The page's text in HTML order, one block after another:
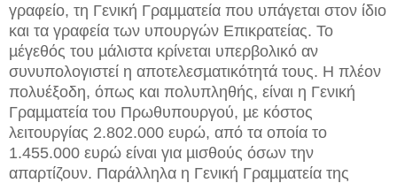
γραφείο, τη Γενική Γραµµατεία που υπάγεται στον ίδιο
και τα γραφεία των υπουργών Επικρατείας. Το
µέγεθός του µάλιστα κρίνεται υπερβολικό αν
συνυπολογιστεί η αποτελεσµατικότητά τους. Η πλέον
πολυέξοδη, όπως και πολυπληθής, είναι η Γενική
Γραµµατεία του Πρωθυπουργού, µε κόστος
λειτουργίας 2.802.000 ευρώ, από τα οποία το
1.455.000 ευρώ είναι για µισθούς όσων την
απαρτίζουν. Παράλληλα η Γενική Γραµµατεία της